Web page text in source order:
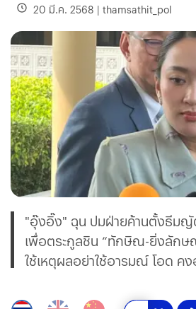
20 มี.ค. 2568 | thamsathit_pol
"อุ๊งอิ๊ง" ฉุน ปมฝ่ายค้านตั้งธีมญั
เพื่อตระกูลชิน​ “ทักษิณ-ยิ่งลักษ
ใช้เหตุผลอย่าใช้อารมณ์​ โอด​ ค